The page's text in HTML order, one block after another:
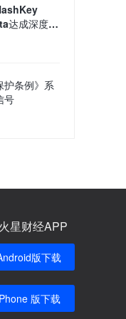
达成深度合
护条例》系
号
星财经APP
版下载
版下载